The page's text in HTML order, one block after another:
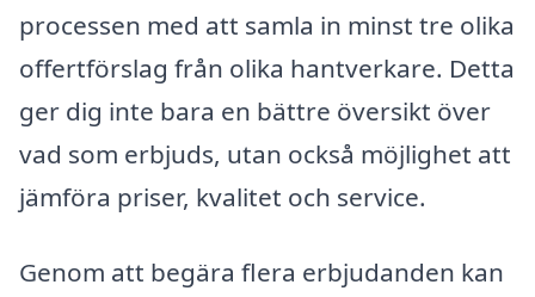
processen med att samla in minst tre olika
offertförslag från olika hantverkare. Detta
ger dig inte bara en bättre översikt över
vad som erbjuds, utan också möjlighet att
jämföra priser, kvalitet och service.
Genom att begära flera erbjudanden kan